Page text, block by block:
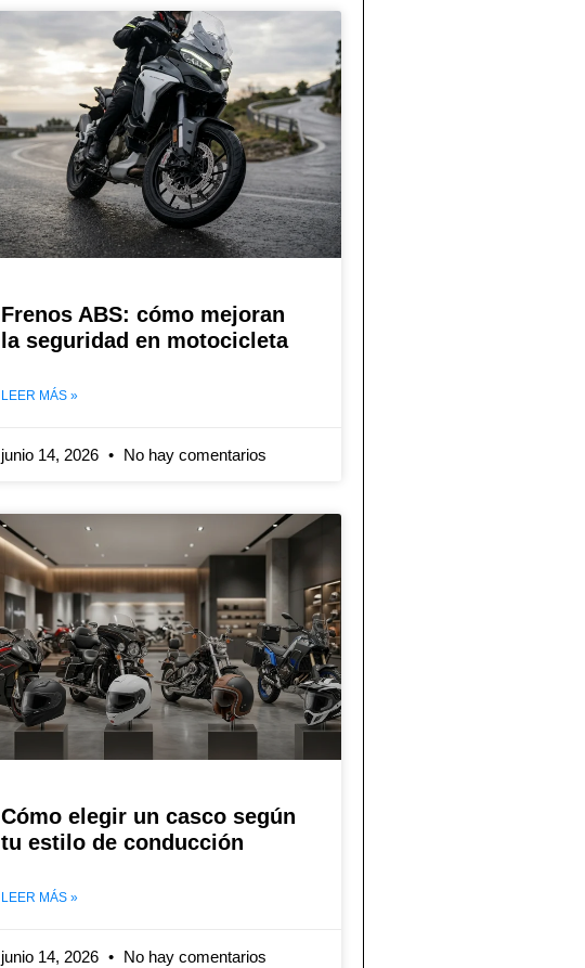
Frenos ABS: cómo mejoran
la seguridad en motocicleta
LEER MÁS »
junio 14, 2026 No hay comentarios
Cómo elegir un casco según
tu estilo de conducción
LEER MÁS »
junio 14, 2026 No hay comentarios